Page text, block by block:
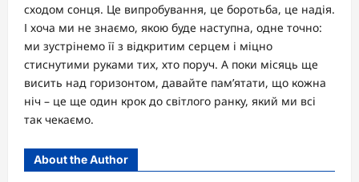
сходом сонця. Це випробування, це боротьба, це надія.
І хоча ми не знаємо, якою буде наступна, одне точно:
ми зустрінемо її з відкритим серцем і міцно
стиснутими руками тих, хто поруч. А поки місяць ще
висить над горизонтом, давайте пам’ятати, що кожна
ніч – це ще один крок до світлого ранку, який ми всі
так чекаємо.
About the Author